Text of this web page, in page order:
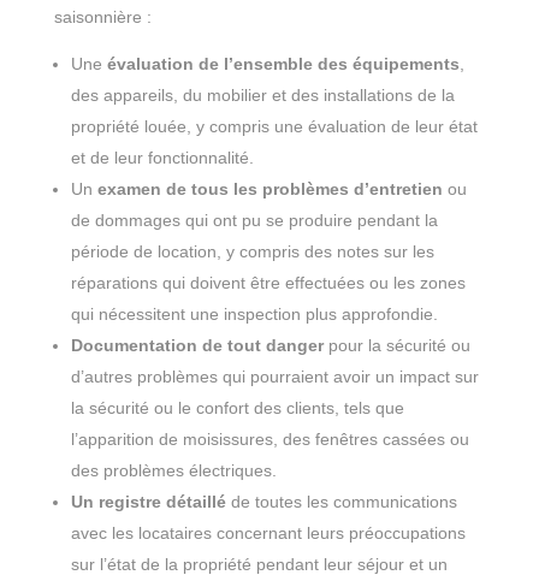
saisonnière :
Une évaluation de l’ensemble des équipements
des appareils, du mobilier et des installations de la
propriété louée, y compris une évaluation de leur état
et de leur fonctionnalité.
Un examen de tous les problèmes d’entretien ou
de dommages qui ont pu se produire pendant la
période de location, y compris des notes sur les
réparations qui doivent être effectuées ou les zones
qui nécessitent une inspection plus approfondie.
Documentation de tout dangerpour la sécurité ou
d’autres problèmes qui pourraient avoir un impact sur
la sécurité ou le confort des clients, tels que
l’apparition de moisissures, des fenêtres cassées ou
des problèmes électriques.
Un registre détailléde toutes les communications
avec les locataires concernant leurs préoccupations
sur l’état de la propriété pendant leur séjour et un